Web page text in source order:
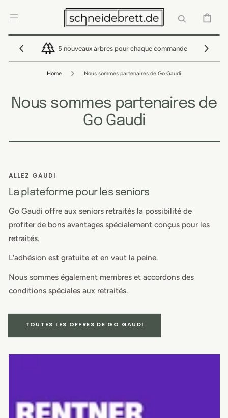
CONTENU
PANIER
5 nouveaux arbres pour chaque commande
Home Nous sommes partenaires de Go Gaudi
Nous sommes partenaires de
Go Gaudi
ALLEZ GAUDI
La plateforme pour les seniors
Go Gaudi offre aux seniors retraités la possibilité de
profiter de bons avantages spécialement conçus pour les
retraités.
L'adhésion est gratuite et en vaut la peine.
Nous sommes également membres et accordons des
conditions spéciales aux retraités.
TOUTES LES OFFRES DE GO GAUDI